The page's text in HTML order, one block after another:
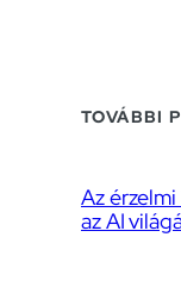
TOVÁBBI
Az
az AI